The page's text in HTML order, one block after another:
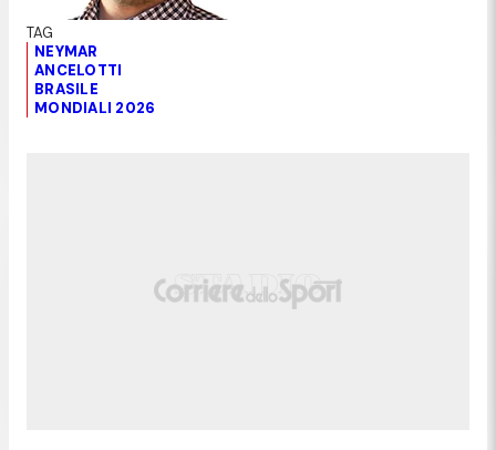
NEYMAR
ANCELOTTI
BRASILE
MONDIALI 2026